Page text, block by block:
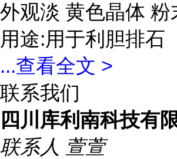
外观淡 黄色晶体 粉
用途:用于利胆排石
...查看全文 >
联系我们
四川库利南科技有
联系人 萱萱